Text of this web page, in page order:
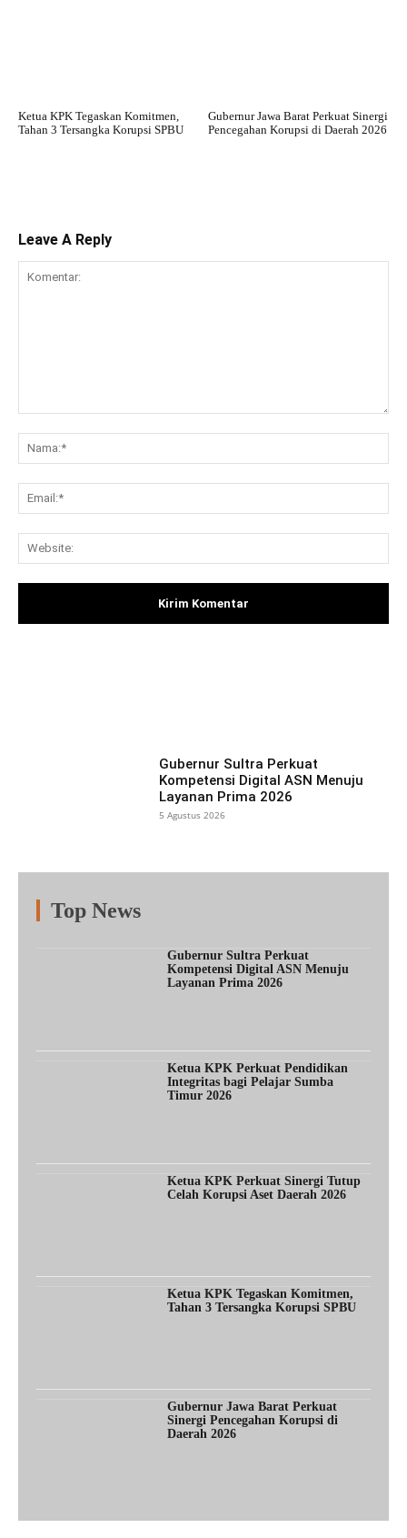
Ketua KPK Tegaskan Komitmen,
Tahan 3 Tersangka Korupsi SPBU
Gubernur Jawa Barat Perkuat Sinergi
Pencegahan Korupsi di Daerah 2026
Leave A Reply
Gubernur Sultra Perkuat
Kompetensi Digital ASN Menuju
Layanan Prima 2026
5 Agustus 2026
Top News
Gubernur Sultra Perkuat
Kompetensi Digital ASN Menuju
Layanan Prima 2026
Ketua KPK Perkuat Pendidikan
Integritas bagi Pelajar Sumba
Timur 2026
Ketua KPK Perkuat Sinergi Tutup
Celah Korupsi Aset Daerah 2026
Ketua KPK Tegaskan Komitmen,
Tahan 3 Tersangka Korupsi SPBU
Gubernur Jawa Barat Perkuat
Sinergi Pencegahan Korupsi di
Daerah 2026